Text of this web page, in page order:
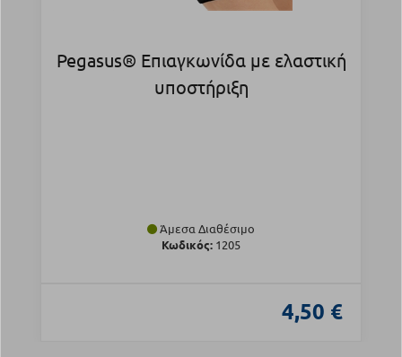
Pegasus® Επιαγκωνίδα με ελαστική
υποστήριξη
Άμεσα Διαθέσιμο
Κωδικός: 1205
4,50 €